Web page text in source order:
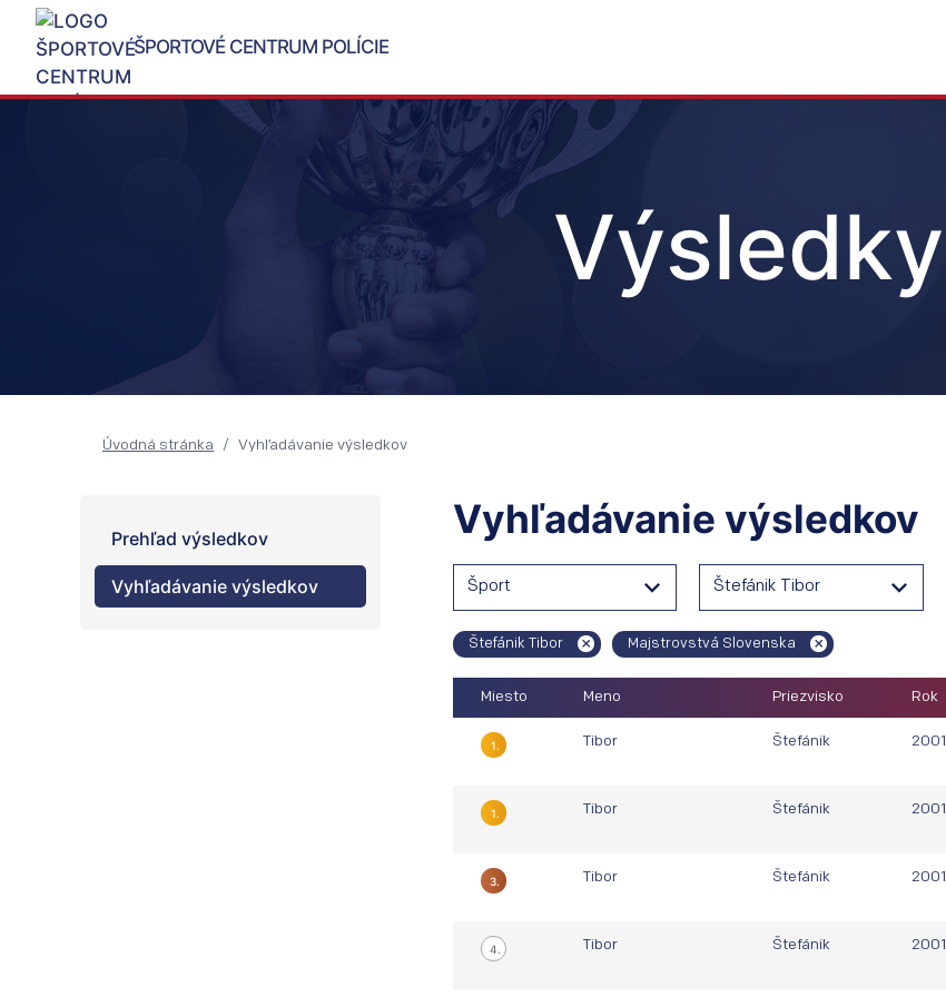
ŠPORTOVÉ CENTRUM POLÍCIE
Výsledky
Úvodná stránka Vyhľadávanie výsledkov
Prehľad výsledkov
Vyhľadávanie výsledkov
Vyhľadávanie výsledkov
Šport Štefánik Tibor
Štefánik Tibor Majstrovstvá Slovenska
Miesto Meno Priezvisko Rok
1. Tibor Štefánik 2001
1. Tibor Štefánik 2001
3. Tibor Štefánik 2001
4. Tibor Štefánik 2001